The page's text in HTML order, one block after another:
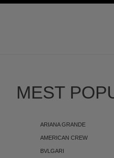
MEST
ARIANA GRANDE
AMERICAN CREW
BVLGARI